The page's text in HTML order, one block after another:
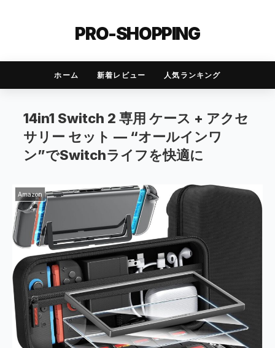
PRO-SHOPPING
ホーム 新着レビュー 人気ランキング
14in1 Switch 2 専用 ケース + アクセ
サリー セット — “オールインワ
ン”でSwitchライフを快適に
Amazon